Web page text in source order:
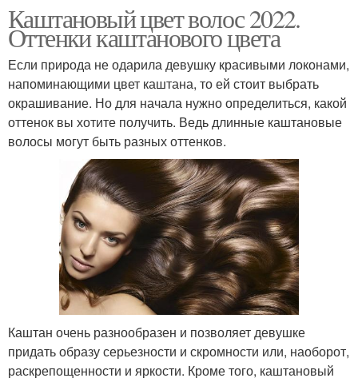
Каштановый цвет волос 2022.
Оттенки каштанового цвета
Если природа не одарила девушку красивыми локонами,
напоминающими цвет каштана, то ей стоит выбрать
окрашивание. Но для начала нужно определиться, какой
оттенок вы хотите получить. Ведь длинные каштановые
волосы могут быть разных оттенков.
Каштан очень разнообразен и позволяет девушке
придать образу серьезности и скромности или, наоборот,
раскрепощенности и яркости. Кроме того, каштановый